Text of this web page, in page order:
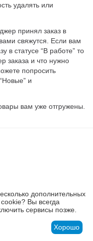
удалять или
принял заказ в
свяжутся. Если вам
в статусе “В работе” то
заказа и что нужно
попросить
и
вам уже отгружены.
дополнительных
Вы всегда
сервисы позже.
Хорошо